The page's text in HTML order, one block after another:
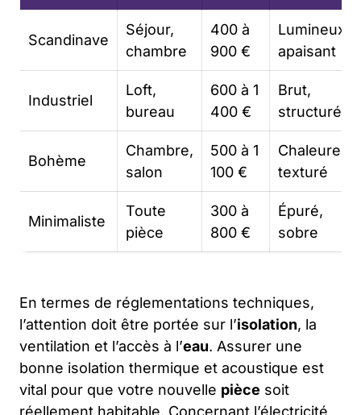
Scandinave
Séjour,
chambre
400 à
900 €
Lumineux,
apaisant
Industriel
Loft,
bureau
600 à 1
400 €
Brut,
structuré
Bohème
Chambre,
salon
500 à 1
100 €
Chaleureux,
texturé
Minimaliste
Toute
pièce
300 à
800 €
Épuré,
sobre
En termes de réglementations techniques,
l’attention doit être portée sur l’isolation, la
ventilation et l’accès à l’eau. Assurer une
bonne isolation thermique et acoustique est
vital pour que votre nouvelle pièce soit
réellement habitable. Concernant l’électricité